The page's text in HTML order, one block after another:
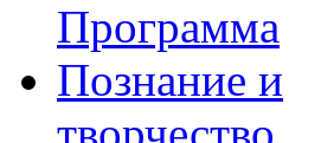
Программа
Познание и